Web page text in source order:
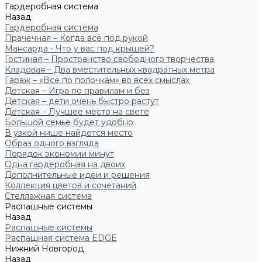
Гардеробная система
Назад
Гардеробная система
Прачечная – Когда всё под рукой
Мансарда - Что у вас под крышей?
Гостиная – Пространство свободного творчества
Кладовая – Два вместительных квадратных метра
Гараж – «Всё по полочкам» во всех смыслах
Детская – Игра по правилам и без
Детская – дети очень быстро растут
Детская – Лучшее место на свете
Большой семье будет удобно
В узкой нише найдется место
Образ одного взгляда
Порядок экономии минут
Одна гардеробная на двоих
Дополнительные идеи и решения
Коллекция цветов и сочетаний
Стеллажная система
Распашные системы
Назад
Распашные системы
Распашная система EDGE
Нижний Новгород
Назад